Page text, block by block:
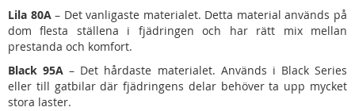
Lila 80A– Det vanligaste materialet. Detta material används på
dom flesta ställena i fjädringen och har rätt mix mellan
prestanda och komfort.
Black 95A – Det hårdaste materialet. Används i Black Series
eller till gatbilar där fjädringens delar behöver ta upp mycket
stora laster.